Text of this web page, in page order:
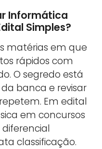
Informática
Simples?
matérias em que
rápidos com
O segredo está
banca e revisar
Em edital
em concursos
classificação.